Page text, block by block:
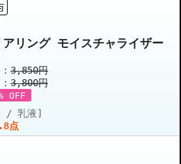
リング モイスチャライザー
3,850円
3,800円
OFF
/ 乳液]
点